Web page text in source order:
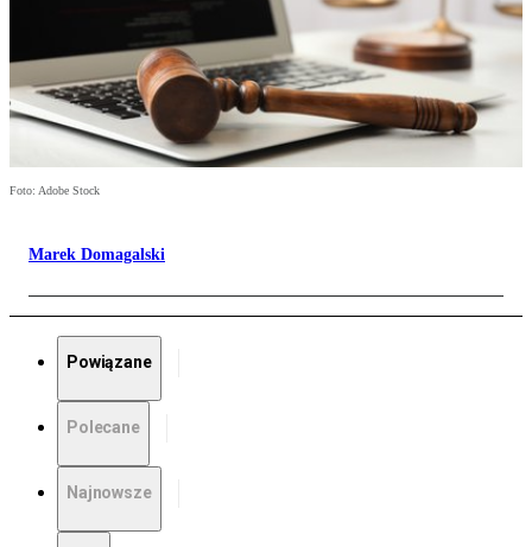
Foto: Adobe Stock
Marek Domagalski
Powiązane
Polecane
Najnowsze